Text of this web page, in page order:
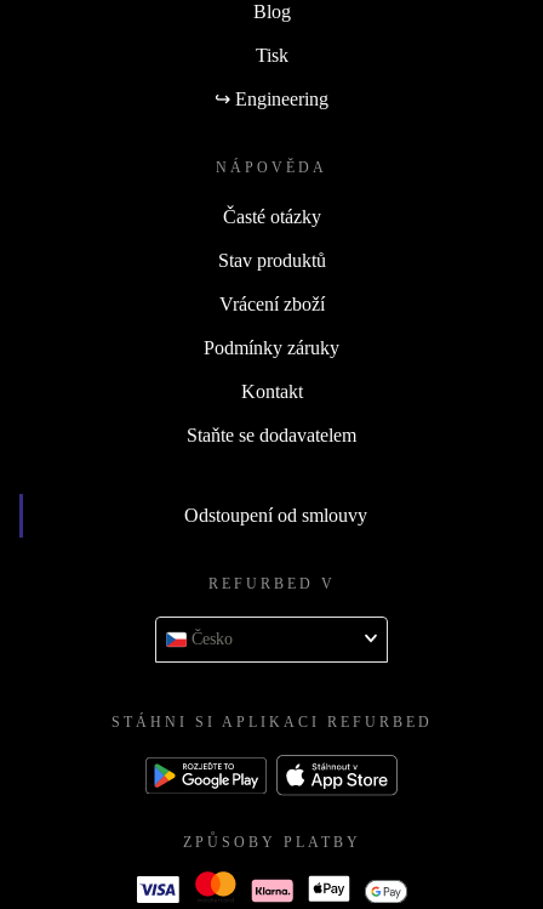
Blog
Tisk
↪ Engineering
NÁPOVĚDA
Časté otázky
Stav produktů
Vrácení zboží
Podmínky záruky
Kontakt
Staňte se dodavatelem
Odstoupení od smlouvy
REFURBED V
Česko
STÁHNI SI APLIKACI REFURBED
ZPŮSOBY PLATBY